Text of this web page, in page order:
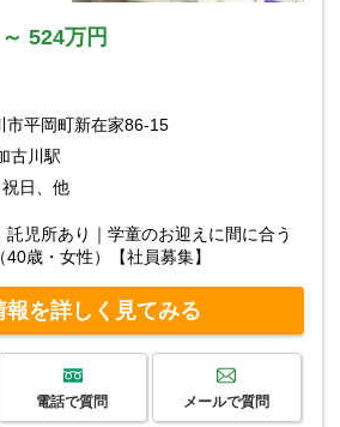
524万円
市平岡町新在家86-15
古川駅
日、他
児所あり｜学童のお迎えに間に合う
歳・女性）【社員募集】
報を詳しく見てみる
電話で質問 メールで質問